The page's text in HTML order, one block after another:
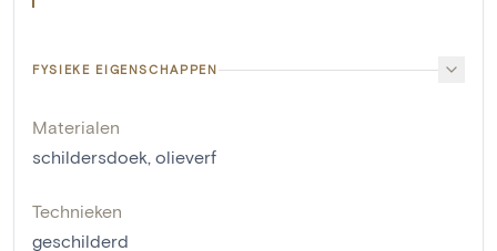
FYSIEKE EIGENSCHAPPEN
Materialen
schildersdoek, olieverf
Technieken
geschilderd